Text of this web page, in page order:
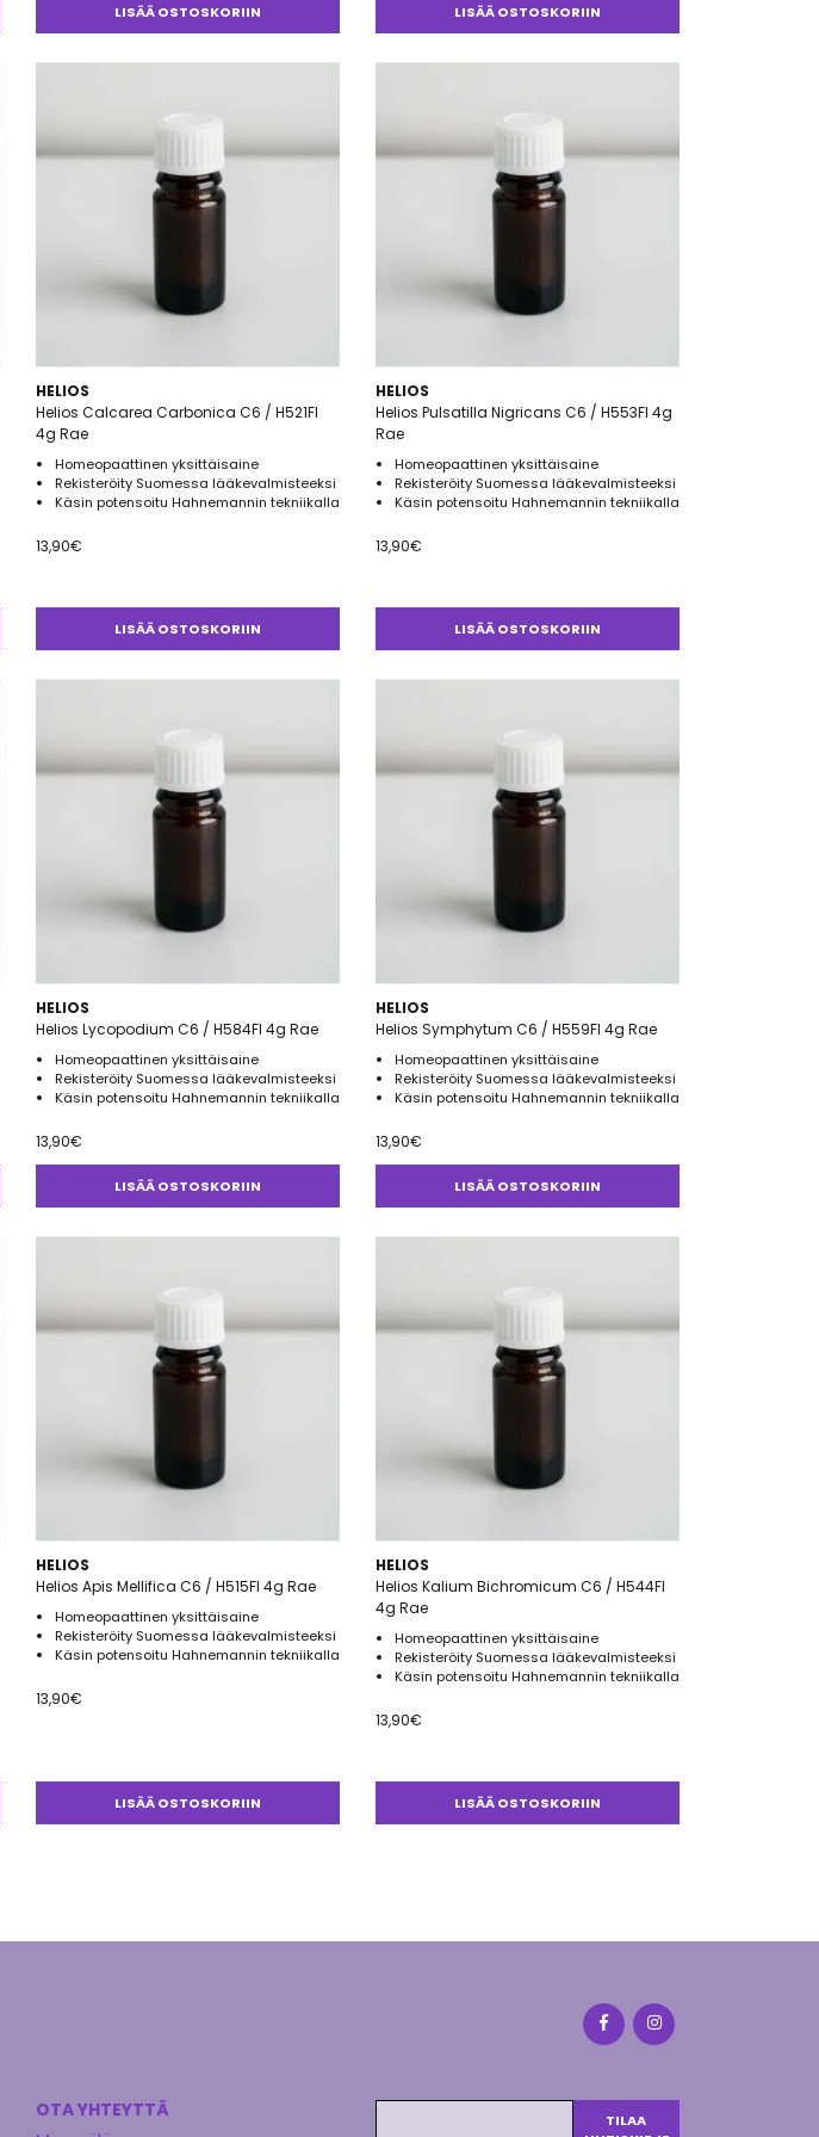
LISÄÄ OSTOSKORIIN LISÄÄ OSTOSKORIIN
HELIOS
Helios Calcarea Carbonica C6 / H521FI
4g Rae
Homeopaattinen yksittäisaine
Rekisteröity Suomessa lääkevalmisteeksi
Käsin potensoitu Hahnemannin tekniikalla
13,90€
LISÄÄ OSTOSKORIIN
HELIOS
Helios Pulsatilla Nigricans C6 / H553FI 4g
Rae
Homeopaattinen yksittäisaine
Rekisteröity Suomessa lääkevalmisteeksi
Käsin potensoitu Hahnemannin tekniikalla
13,90€
LISÄÄ OSTOSKORIIN
HELIOS
Helios Lycopodium C6 / H584FI 4g Rae
Homeopaattinen yksittäisaine
Rekisteröity Suomessa lääkevalmisteeksi
Käsin potensoitu Hahnemannin tekniikalla
13,90€
LISÄÄ OSTOSKORIIN
HELIOS
Helios Symphytum C6 / H559FI 4g Rae
Homeopaattinen yksittäisaine
Rekisteröity Suomessa lääkevalmisteeksi
Käsin potensoitu Hahnemannin tekniikalla
13,90€
LISÄÄ OSTOSKORIIN
HELIOS
Helios Apis Mellifica C6 / H515FI 4g Rae
Homeopaattinen yksittäisaine
Rekisteröity Suomessa lääkevalmisteeksi
Käsin potensoitu Hahnemannin tekniikalla
13,90€
LISÄÄ OSTOSKORIIN
HELIOS
Helios Kalium Bichromicum C6 / H544FI
4g Rae
Homeopaattinen yksittäisaine
Rekisteröity Suomessa lääkevalmisteeksi
Käsin potensoitu Hahnemannin tekniikalla
13,90€
LISÄÄ OSTOSKORIIN
OTA YHTEYTTÄ